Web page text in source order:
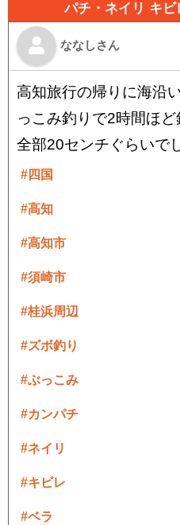
パチ・ネイリ キ
ななしさん
高知旅行の帰りに海沿
っこみ釣りで2時間ほど
全部20センチぐらいで
#四国
#高知
#高知市
#須崎市
#桂浜周辺
#ズボ釣り
#ぶっこみ
#カンパチ
#ネイリ
#キビレ
#ベラ